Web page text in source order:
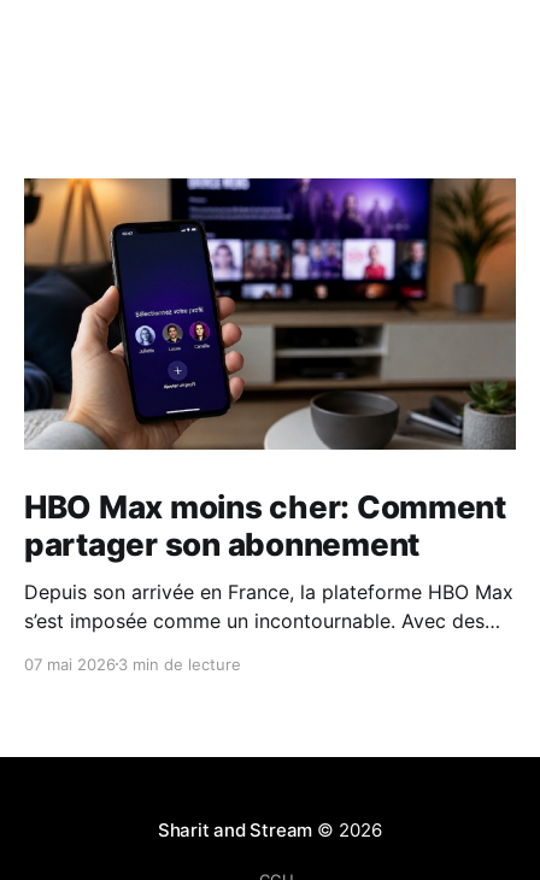
HBO Max moins cher: Comment
partager son abonnement
Depuis son arrivée en France, la plateforme HBO Max
s’est imposée comme un incontournable. Avec des
Us ou l'intégrale d'Harry Potter. Pourtant la rumeur
07 mai 2026 3 min de lecture
Sharit and Stream © 2026